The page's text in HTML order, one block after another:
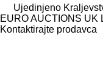
Ujedinjeno
EURO AUCTIONS UK
Kontaktirajte prodavca